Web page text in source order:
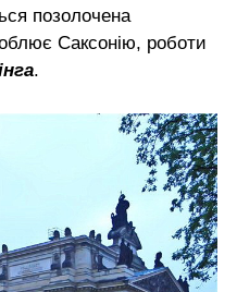
позолочена
Саксонію, роботи
.